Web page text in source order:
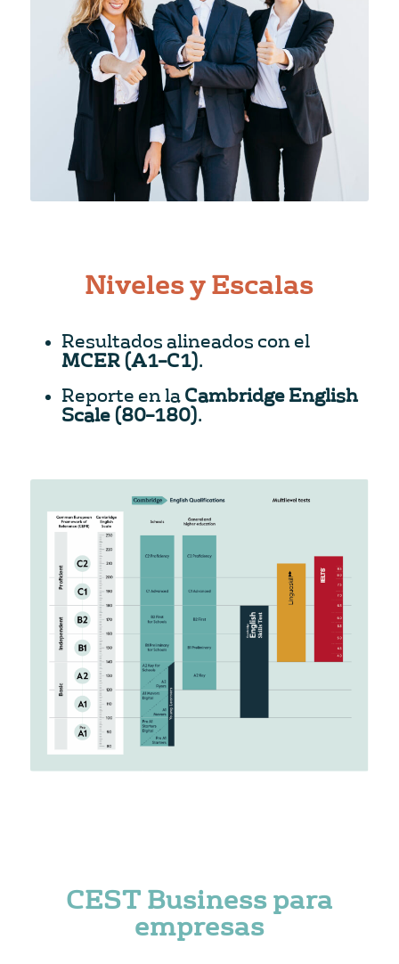
Niveles y Escalas
Resultados alineados con el
MCER (A1–C1).
Reporte en laCambridge English
Scale (80–180).
CEST Business para
empresas